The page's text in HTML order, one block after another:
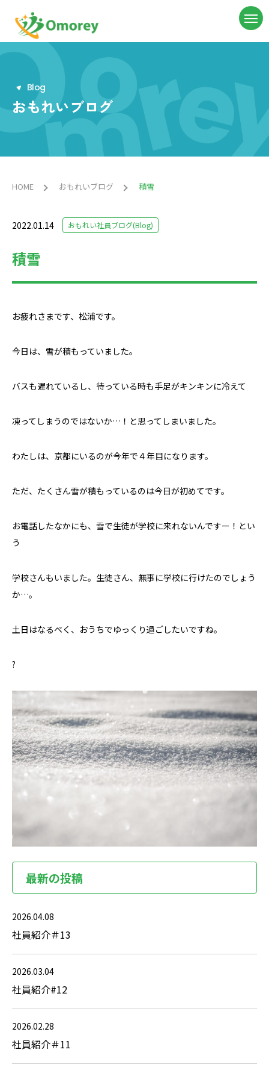
Blog
おもれいブログ
HOME おもれいブログ 積雪
2022.01.14 おもれい社員ブログ(Blog)
積雪
お疲れさまです、松浦です。
今日は、雪が積もっていました。
バスも遅れているし、待っている時も手足がキンキンに冷えて
凍ってしまうのではないか…！と思ってしまいました。
わたしは、京都にいるのが今年で４年目になります。
ただ、たくさん雪が積もっているのは今日が初めてです。
お電話したなかにも、雪で生徒が学校に来れないんですー！とい
う
学校さんもいました。生徒さん、無事に学校に行けたのでしょう
か…。
土日はなるべく、おうちでゆっくり過ごしたいですね。
?
最新の投稿
2026.04.08
社員紹介＃13
2026.03.04
社員紹介#12
2026.02.28
社員紹介＃11